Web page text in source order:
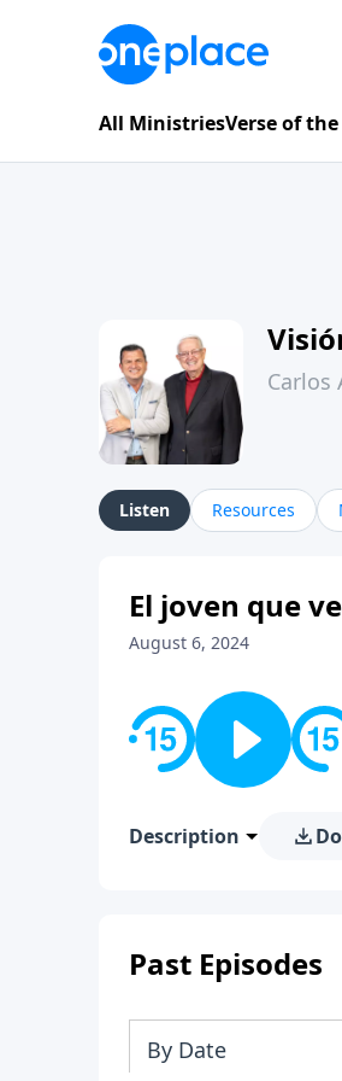
All MinistriesVerse of
Carlos
Listen Resources
El joven que
August 6, 2024
Description
Past Episodes
By Date